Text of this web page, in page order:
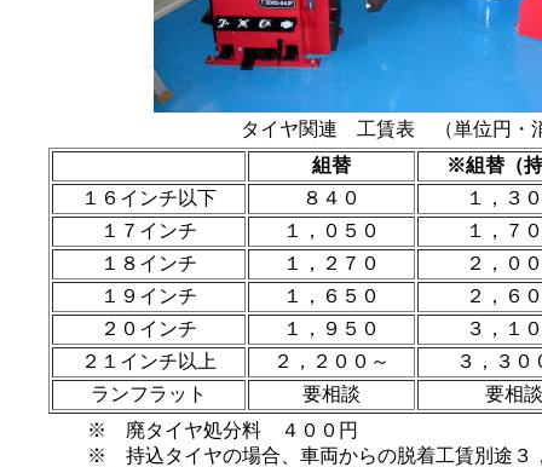
タイヤ関連 工賃表 （単位円・
組替
※組替（
１６インチ以下
８４０
１，３
１７インチ
１，０５０
１，７
１８インチ
１，２７０
２，０
１９インチ
１，６５０
２，６
２０インチ
１，９５０
３，１
２１インチ以上
２，２００～
３，３０
ランフラット
要相談
要相談
※ 廃タイヤ処分料 ４００円
※ 持込タイヤの場合、車両からの脱着工賃別途３